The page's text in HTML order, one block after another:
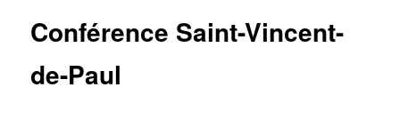
Conférence Saint-Vincent-
de-Paul